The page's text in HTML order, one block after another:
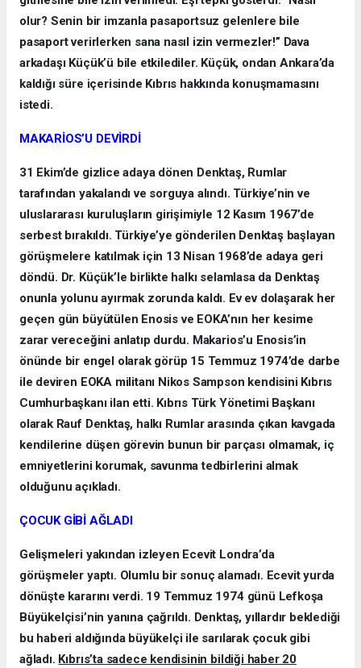
olur? Senin bir imzanla pasaportsuz gelenlere bile
pasaport verirlerken sana nasıl izin vermezler!” Dava
arkadaşı Küçük’ü bile etkilediler. Küçük, ondan Ankara’da
kaldığı süre içerisinde Kıbrıs hakkında konuşmamasını
istedi.
MAKARİOS’U DEVİRDİ
31 Ekim’de gizlice adaya dönen Denktaş, Rumlar
tarafından yakalandı ve sorguya alındı. Türkiye’nin ve
uluslararası kuruluşların girişimiyle 12 Kasım 1967’de
serbest bırakıldı. Türkiye’ye gönderilen Denktaş başlayan
görüşmelere katılmak için 13 Nisan 1968’de adaya geri
döndü. Dr. Küçük’le birlikte halkı selamlasa da Denktaş
onunla yolunu ayırmak zorunda kaldı. Ev ev dolaşarak her
geçen gün büyütülen Enosis ve EOKA’nın her kesime
zarar vereceğini anlatıp durdu. Makarios’u Enosis’in
önünde bir engel olarak görüp 15 Temmuz 1974’de darbe
ile deviren EOKA militanı Nikos Sampson kendisini Kıbrıs
Cumhurbaşkanı ilan etti. Kıbrıs Türk Yönetimi Başkanı
olarak Rauf Denktaş, halkı Rumlar arasında çıkan kavgada
kendilerine düşen görevin bunun bir parçası olmamak, iç
emniyetlerini korumak, savunma tedbirlerini almak
olduğunu açıkladı.
ÇOCUK GİBİ AĞLADI
Gelişmeleri yakından izleyen Ecevit Londra’da
görüşmeler yaptı. Olumlu bir sonuç alamadı. Ecevit yurda
dönüşte kararını verdi. 19 Temmuz 1974 günü Lefkoşa
Büyükelçisi’nin yanına çağrıldı. Denktaş, yıllardır beklediği
bu haberi aldığında büyükelçi ile sarılarak çocuk gibi
ağladı. Kıbrıs’ta sadece kendisinin bildiği haber 20